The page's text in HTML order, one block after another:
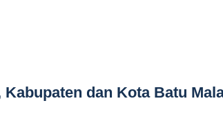
dan Kota Batu